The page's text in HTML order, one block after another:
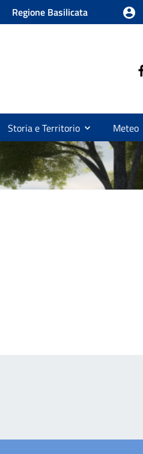
Regione Basilicata
Storia e Territorio Meteo